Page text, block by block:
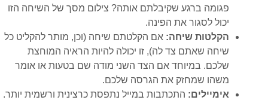
פגומה ברגע שקיבלתם אותה? צילום מסך של השיחה הזו
יכול לסגור את הפינה.
הקלטות שיחה: אם הקלטתם שיחה (וכן, מותר להקליט כל
שיחה שאתם צד לה), זו יכולה להיות הראיה המוחצת
שלכם. במיוחד אם הצד השני מודה שם בטעות או אומר
משהו שמחזק את הגרסה שלכם.
אימיילים: התכתבות במייל נתפסת כרצינית ורשמית יותר.